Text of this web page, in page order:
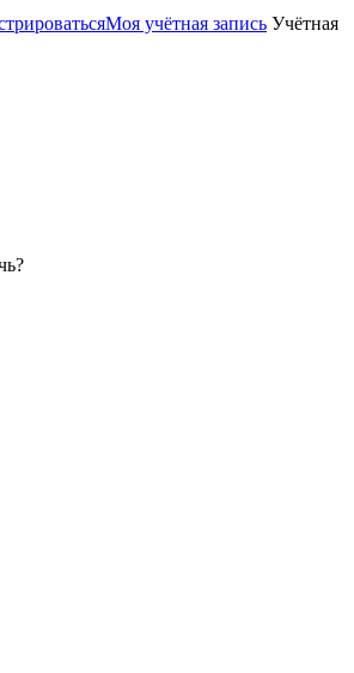
Моя учётная запись Учётная